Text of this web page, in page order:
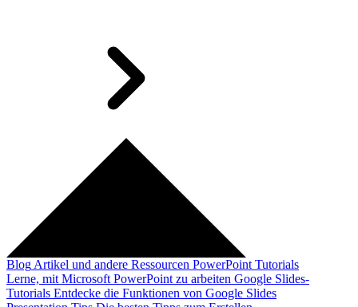
Blog Artikel und andere Ressourcen PowerPoint Tutorials
Lerne, mit Microsoft PowerPoint zu arbeiten Google Slides-
Tutorials Entdecke die Funktionen von Google Slides